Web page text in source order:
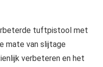
tuftpistool met
mate van slijtage
verbeteren en het